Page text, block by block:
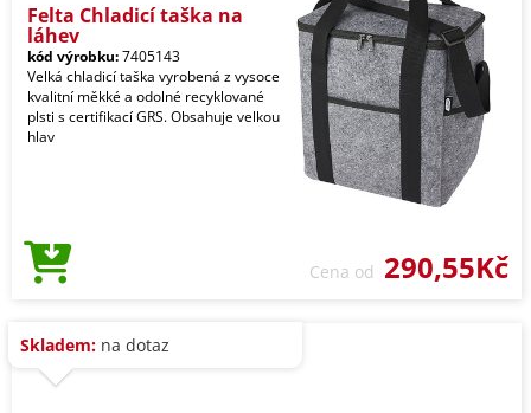
Felta Chladicí taška na
láhev
kód výrobku:7405143
Velká chladicí taška vyrobená z vysoce
kvalitní měkké a odolné recyklované
plsti s certifikací GRS. Obsahuje velkou
hlav
Cena od 290,55Kč
Skladem: na dotaz